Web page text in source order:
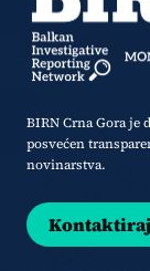
BIRN Crna Gora je
posvećen
novinarstva.